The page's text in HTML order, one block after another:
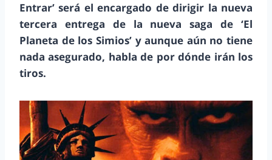
Entrar’ será el encargado de dirigir la nueva
tercera entrega de la nueva saga de ‘El
Planeta de los Simios’ y aunque aún no tiene
nada asegurado, habla de por dónde irán los
tiros.